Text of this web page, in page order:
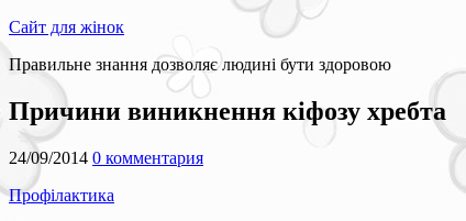
Сайт для жінок
Правильне знання дозволяє людині бути здоровою
Причини виникнення кіфозу хребта
24/09/2014 0 комментария
Профілактика